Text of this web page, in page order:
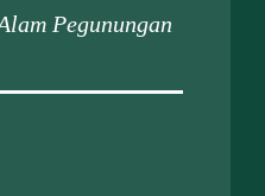
Pegunungan